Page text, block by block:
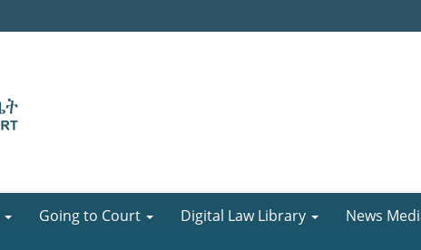
Going to Court Digital Law Library News